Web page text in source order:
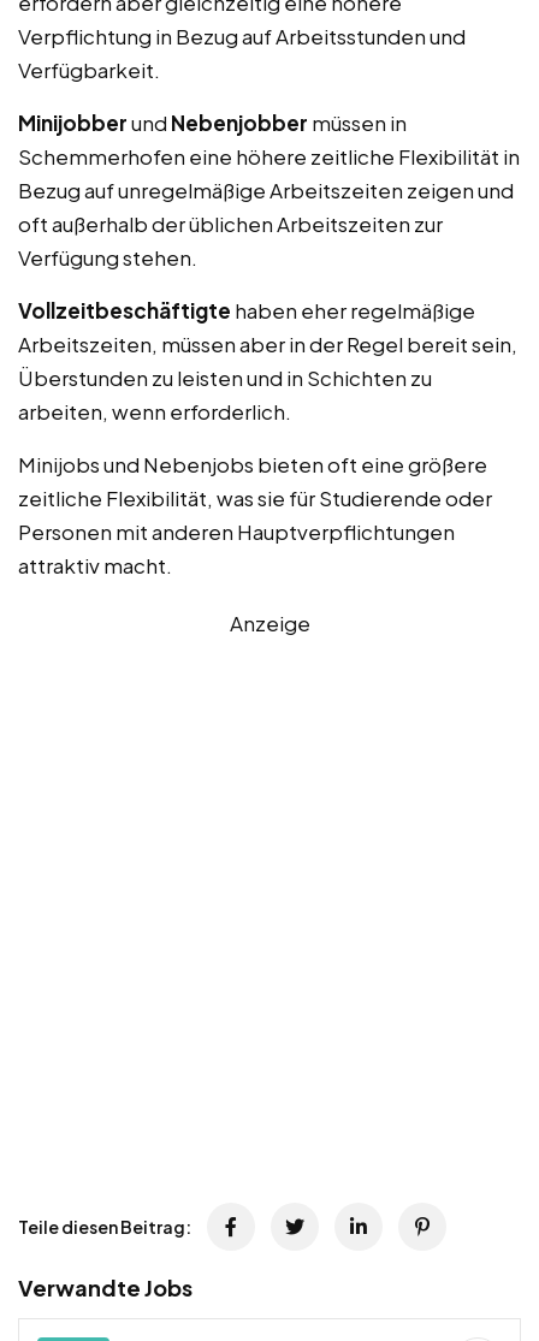
Verpflichtung in Bezug auf Arbeitsstunden und
Verfügbarkeit.
Minijobberund Nebenjobber müssen in
Schemmerhofen eine höhere zeitliche Flexibilität in
Bezug auf unregelmäßige Arbeitszeiten zeigen und
oft außerhalb der üblichen Arbeitszeiten zur
Verfügung stehen.
Vollzeitbeschäftigte haben eher regelmäßige
Arbeitszeiten, müssen aber in der Regel bereit sein,
Überstunden zu leisten und in Schichten zu
arbeiten, wenn erforderlich.
Minijobs und Nebenjobs bieten oft eine größere
zeitliche Flexibilität, was sie für Studierende oder
Personen mit anderen Hauptverpflichtungen
attraktiv macht.
Anzeige
Teile diesen Beitrag:
Verwandte Jobs